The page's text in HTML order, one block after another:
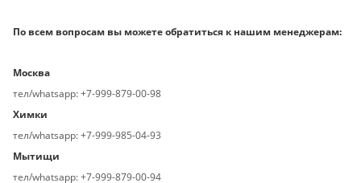
По всем вопросам вы можете обратиться к нашим менеджерам:
Москва
тел/whatsapp: +7-999-879-00-98
Химки
тел/whatsapp: +7-999-985-04-93
Мытищи
тел/whatsapp: +7-999-879-00-94